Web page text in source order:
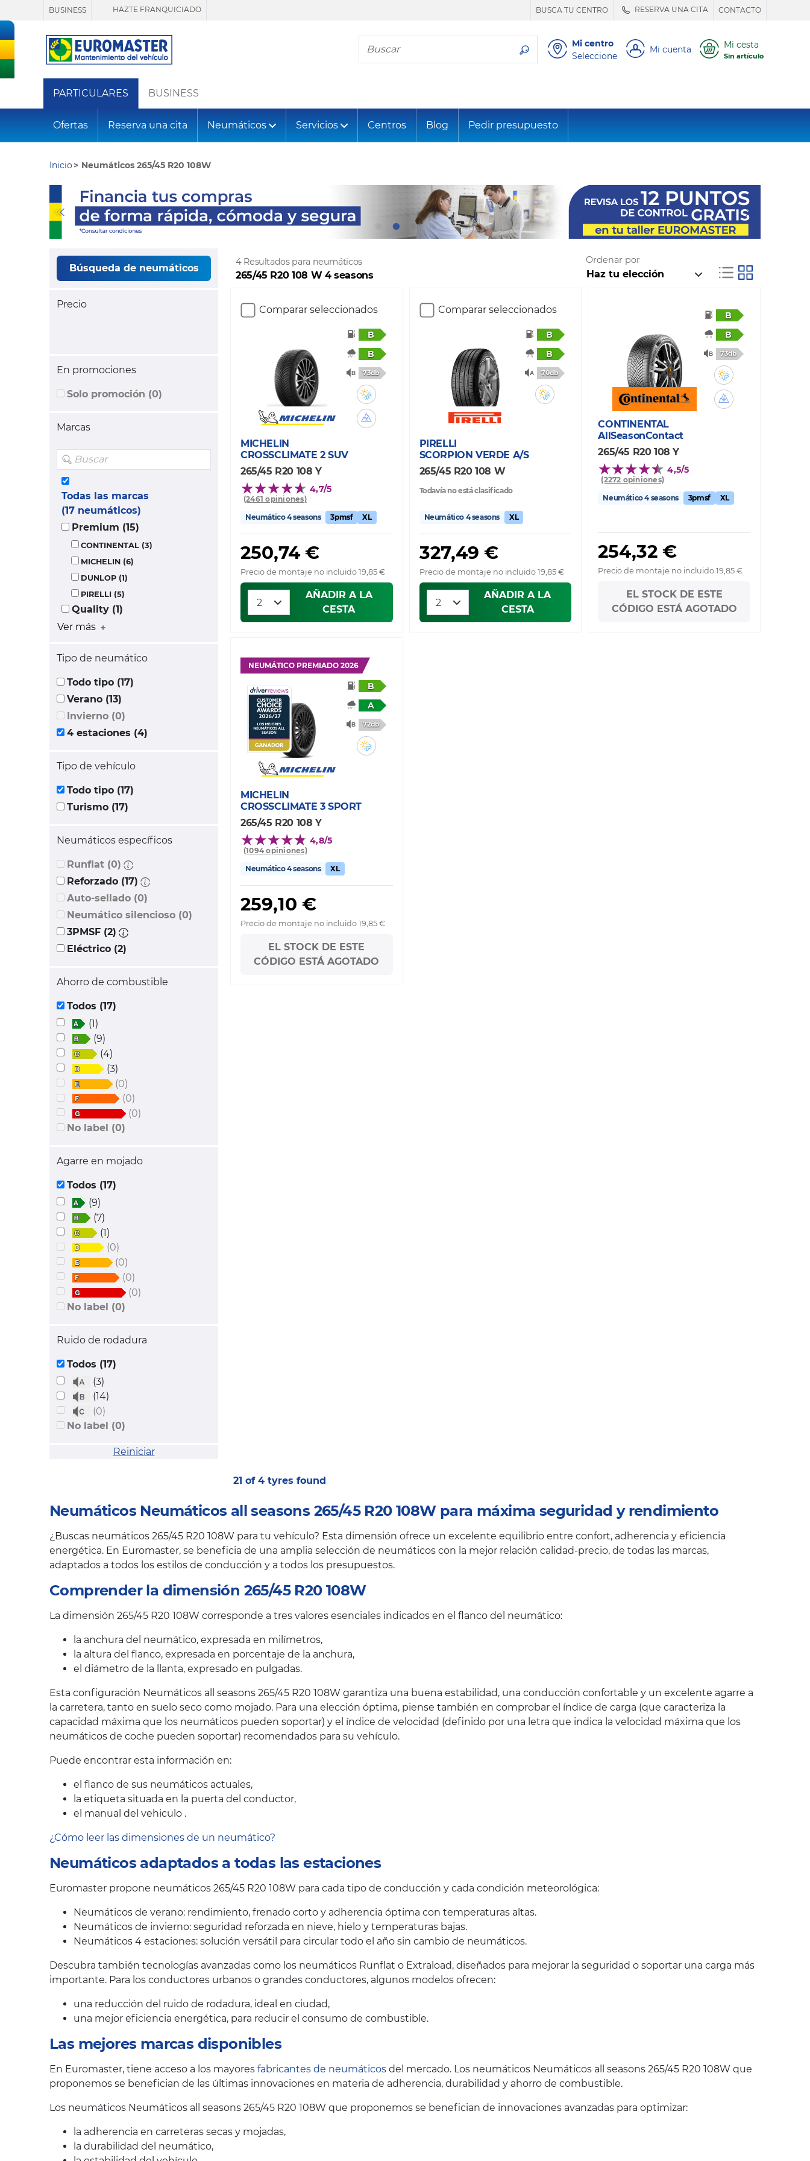
BUSINESS HAZTE FRANQUICIADO BUSCA TU CENTRO RESERVA UNA CITA CONTACTO
Busca tu neumático
Mi centro
Seleccione
Mi cuenta Mi cesta
Sin artículo
PARTICULARES BUSINESS
Ofertas Reserva una cita Neumáticos Servicios Centros Blog Pedir presupuesto
Inicio Neumáticos 265/45 R20 108W
Búsqueda de neumáticos
Precio
En promociones
Solo promoción (0)
Marcas
Todas las marcas
(17 neumáticos)
Premium (15)
CONTINENTAL (3)
MICHELIN (6)
DUNLOP (1)
PIRELLI (5)
Quality (1)
Ver más
Tipo de neumático
Todo tipo (17)
Verano (13)
Invierno (0)
4 estaciones (4)
Tipo de vehículo
Todo tipo (17)
Turismo (17)
Neumáticos específicos
Runflat (0)
Reforzado (17)
Auto-sellado (0)
Neumático silencioso (0)
3PMSF (2)
Eléctrico (2)
Ahorro de combustible
Todos (17)
(1)
(9)
(4)
(3)
(0)
(0)
(0)
No label (0)
Agarre en mojado
Todos (17)
(9)
(7)
(1)
(0)
(0)
(0)
(0)
No label (0)
Ruido de rodadura
Todos (17)
(3)
(14)
(0)
No label (0)
Reiniciar
4 Resultados para neumáticos
265/45 R20 108 W 4 seasons
Ordenar por
Comparar seleccionados
B
B
73db
MICHELIN
CROSSCLIMATE 2 SUV
265/45 R20 108 Y
4,7/5
(2461 opiniones)
Neumático 4 seasons
3pmsf XL
250,74 €
Precio de montaje no incluido 19,85 €
AÑADIR A LA
CESTA
Comparar seleccionados
B
B
70db
PIRELLI
SCORPION VERDE A/S
265/45 R20 108 W
Todavía no está clasificado
Neumático 4 seasons XL
327,49 €
Precio de montaje no incluido 19,85 €
AÑADIR A LA
CESTA
B
B
73db
CONTINENTAL
AllSeasonContact
265/45 R20 108 Y
4,5/5
(2272 opiniones)
Neumático 4 seasons
3pmsf XL
254,32 €
Precio de montaje no incluido 19,85 €
EL STOCK DE ESTE
CÓDIGO ESTÁ AGOTADO
NEUMÁTICO PREMIADO 2026
B
A
72db
MICHELIN
CROSSCLIMATE 3 SPORT
265/45 R20 108 Y
4,8/5
(1094 opiniones)
Neumático 4 seasons
XL
259,10 €
Precio de montaje no incluido 19,85 €
EL STOCK DE ESTE
CÓDIGO ESTÁ AGOTADO
21 of 4 tyres found
Neumáticos Neumáticos all seasons 265/45 R20 108W para máxima seguridad y rendimiento
¿Buscas neumáticos 265/45 R20 108W para tu vehículo? Esta dimensión ofrece un excelente equilibrio entre confort, adherencia y eficiencia
energética. En Euromaster, se beneficia de una amplia selección de neumáticos con la mejor relación calidad-precio, de todas las marcas,
adaptados a todos los estilos de conducción y a todos los presupuestos.
Comprender la dimensión 265/45 R20 108W
La dimensión 265/45 R20 108W corresponde a tres valores esenciales indicados en el flanco del neumático:
la anchura del neumático, expresada en milímetros,
la altura del flanco, expresada en porcentaje de la anchura,
el diámetro de la llanta, expresado en pulgadas.
Esta configuración Neumáticos all seasons 265/45 R20 108W garantiza una buena estabilidad, una conducción confortable y un excelente agarre a
la carretera, tanto en suelo seco como mojado. Para una elección óptima, piense también en comprobar el índice de carga (que caracteriza la
capacidad máxima que los neumáticos pueden soportar) y el índice de velocidad (definido por una letra que indica la velocidad máxima que los
neumáticos de coche pueden soportar) recomendados para su vehículo.
Puede encontrar esta información en:
el flanco de sus neumáticos actuales,
la etiqueta situada en la puerta del conductor,
el manual del vehiculo .
¿Cómo leer las dimensiones de un neumático?
Neumáticos adaptados a todas las estaciones
Euromaster propone neumáticos 265/45 R20 108W para cada tipo de conducción y cada condición meteorológica:
Neumáticos de verano: rendimiento, frenado corto y adherencia óptima con temperaturas altas.
Neumáticos de invierno: seguridad reforzada en nieve, hielo y temperaturas bajas.
Neumáticos 4 estaciones: solución versátil para circular todo el año sin cambio de neumáticos.
Descubra también tecnologías avanzadas como los neumáticos Runflat o Extraload, diseñados para mejorar la seguridad o soportar una carga más
importante. Para los conductores urbanos o grandes conductores, algunos modelos ofrecen:
una reducción del ruido de rodadura, ideal en ciudad,
una mejor eficiencia energética, para reducir el consumo de combustible.
Las mejores marcas disponibles
En Euromaster, tiene acceso a los mayores fabricantes de neumáticos del mercado. Los neumáticos Neumáticos all seasons 265/45 R20 108W que
proponemos se benefician de las últimas innovaciones en materia de adherencia, durabilidad y ahorro de combustible.
Los neumáticos Neumáticos all seasons 265/45 R20 108W que proponemos se benefician de innovaciones avanzadas para optimizar:
la adherencia en carreteras secas y mojadas,
la durabilidad del neumático,